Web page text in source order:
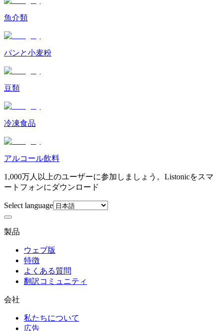
魚介類
パンと小麦粉
豆類
冷凍食品
アルコール飲料
1,000万人以上のユーザーに参加しましょう。Listonicをスマ
ートフォンにダウンロード
Select language
製品
ウェブ版
特徴
よくある質問
翻訳コミュニティ
会社
私たちについて
広告